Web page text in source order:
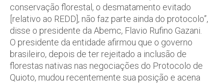
conservação florestal, o desmatamento evitado
[relativo ao REDD], não faz parte ainda do protocolo”,
disse o presidente da Abemc, Flavio Rufino Gazani.
O presidente da entidade afirmou que o governo
brasileiro, depois de ter rejeitado a inclusão de
florestas nativas nas negociações do Protocolo de
Quioto, mudou recentemente sua posição e acena